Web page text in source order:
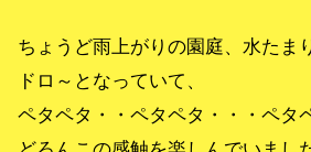
ちょうど雨上がりの園庭、水たま
ドロ～となっていて、
ペタペタ・・ペタペタ・・・ペタ